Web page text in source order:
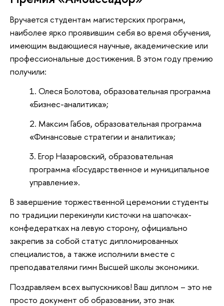
Вручается студентам магистерских программ,
наиболее ярко проявившим себя во время обучения,
имеющим выдающиеся научные, академические или
профессиональные достижения. В этом году премию
получили:
Олеся Болотова, образовательная программа
«Бизнес-аналитика»;
Максим Габов, образовательная программа
«Финансовые стратегии и аналитика»;
Егор Назаровский, образовательная
программа «Государственное и муниципальное
управление».
В завершение торжественной церемонии студенты
по традиции перекинули кисточки на шапочках-
конфедератках на левую сторону, официально
закрепив за собой статус дипломированных
специалистов, а также исполнили вместе с
преподавателями гимн Высшей школы экономики.
Поздравляем всех выпускников! Ваш диплом – это не
просто документ об образовании, это знак